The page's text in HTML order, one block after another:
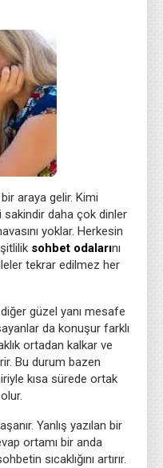
araya gelir. Kimi
daha çok dinler
yoklar. Herkesin
sohbet odalarını
tekrar edilmez her
güzel yanı mesafe
da konuşur farklı
ortadan kalkar ve
Bu durum bazen
kısa sürede ortak
Yanlış yazılan bir
ortamı bir anda
sıcaklığını artırır.